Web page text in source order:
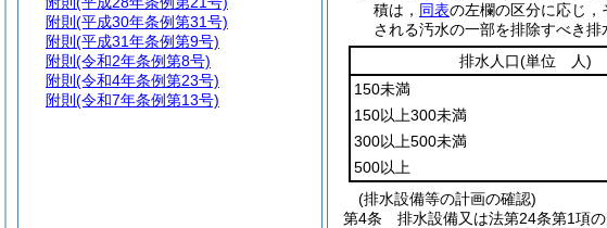
積は， 同表の左欄の区分に応じ，
される汚水の一部を排除すべき
排水人口(単位 人)
150未満
150以上300未満
300以上500未満
500以上
(排水設備等の計画の確認)
第4条
排水設備又は法第24条第1項
附則 (平成30年条例第31号)
附則 (平成31年条例第9号)
附則 (令和2年条例第8号)
附則 (令和4年条例第23号)
附則 (令和7年条例第13号)